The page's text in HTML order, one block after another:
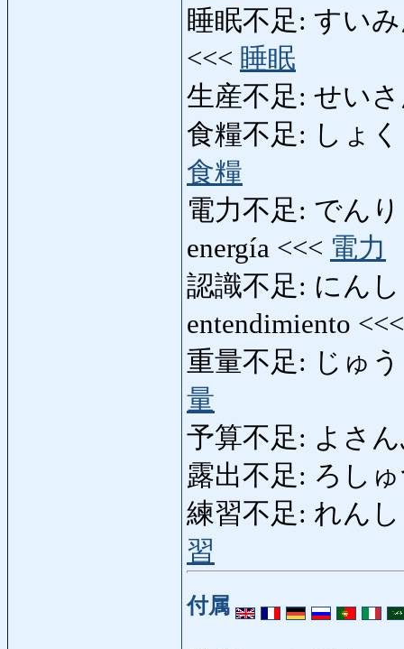
睡眠不足: すいみ
<<< 睡眠
生産不足: せい
食糧不足: しょく
食糧
電力不足: でん
energía <<< 電力
認識不足: にん
entendimiento
重量不足: じゅ
量
予算不足: よさん
露出不足: ろし
練習不足: れん
習
付属